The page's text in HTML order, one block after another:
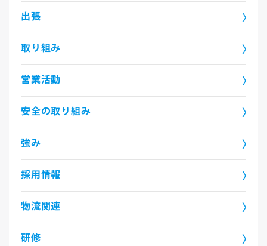
出張
取り組み
営業活動
安全の取り組み
強み
採用情報
物流関連
研修